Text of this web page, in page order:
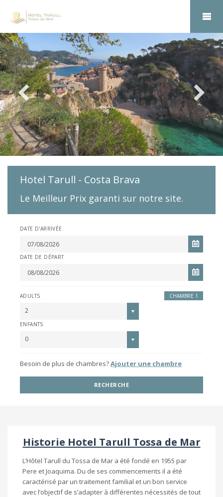
Hotel Tarull - Costa Brava
Le Meilleur Prix garanti sur notre site.
DATE D'ARRIVÉE
DATE DE DÉPART
CHAMBRE 1
ADULTS
2
ENFANTS
0
Besoin de plus de chambres?Ajouter une chambre
RECHERCHE
Historie Hotel Tarull Tossa de Mar
L’Hôtel Tarull du Tossa de Mar a été fondé en 1955 par
Pere et Joaquima. Du de ses commencements il a été
caractérisé par un traitement familial et un bon service
avec l’objectif de s’adapter à différentes nécessités de tout